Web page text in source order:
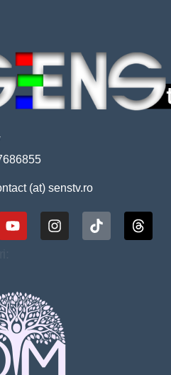
(at) senstv.ro